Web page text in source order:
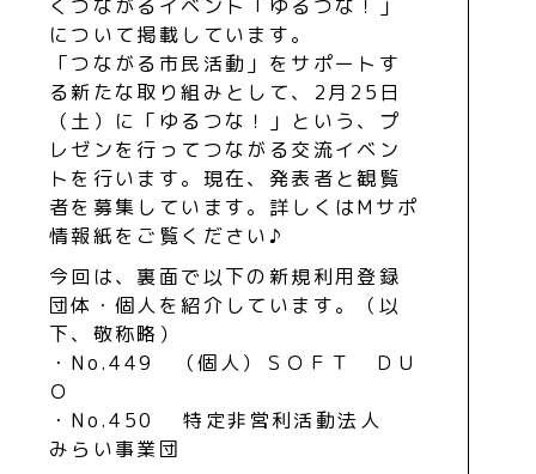
くつながるイベント「ゆるつな！」
について掲載しています。
「つながる市民活動」をサポートす
る新たな取り組みとして、2月25日
（土）に「ゆるつな！」という、プ
レゼンを行ってつながる交流イベン
トを行います。現在、発表者と観覧
者を募集しています。詳しくはMサポ
情報紙をご覧ください♪
今回は、裏面で以下の新規利用登録
団体・個人を紹介しています。（以
下、敬称略）
・No.449 （個人）ＳＯＦＴ ＤＵ
Ｏ
・No.450 特定非営利活動法人
みらい事業団